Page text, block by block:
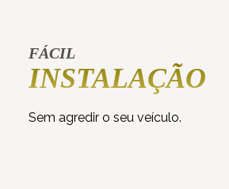
FÁCIL
INSTALAÇÃO
Sem agredir o seu veículo.